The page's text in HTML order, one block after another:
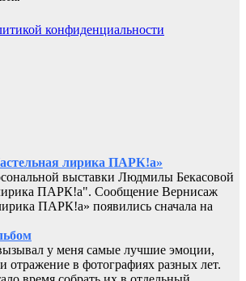
конфиденциальности
лирика ПАРК!а»
выставки Людмилы Бекасовой
ПАРК!а". Сообщение Вернисаж
ПАРК!а» появились сначала на
у меня самые лучшие эмоции,
отражение в фотографиях разных лет.